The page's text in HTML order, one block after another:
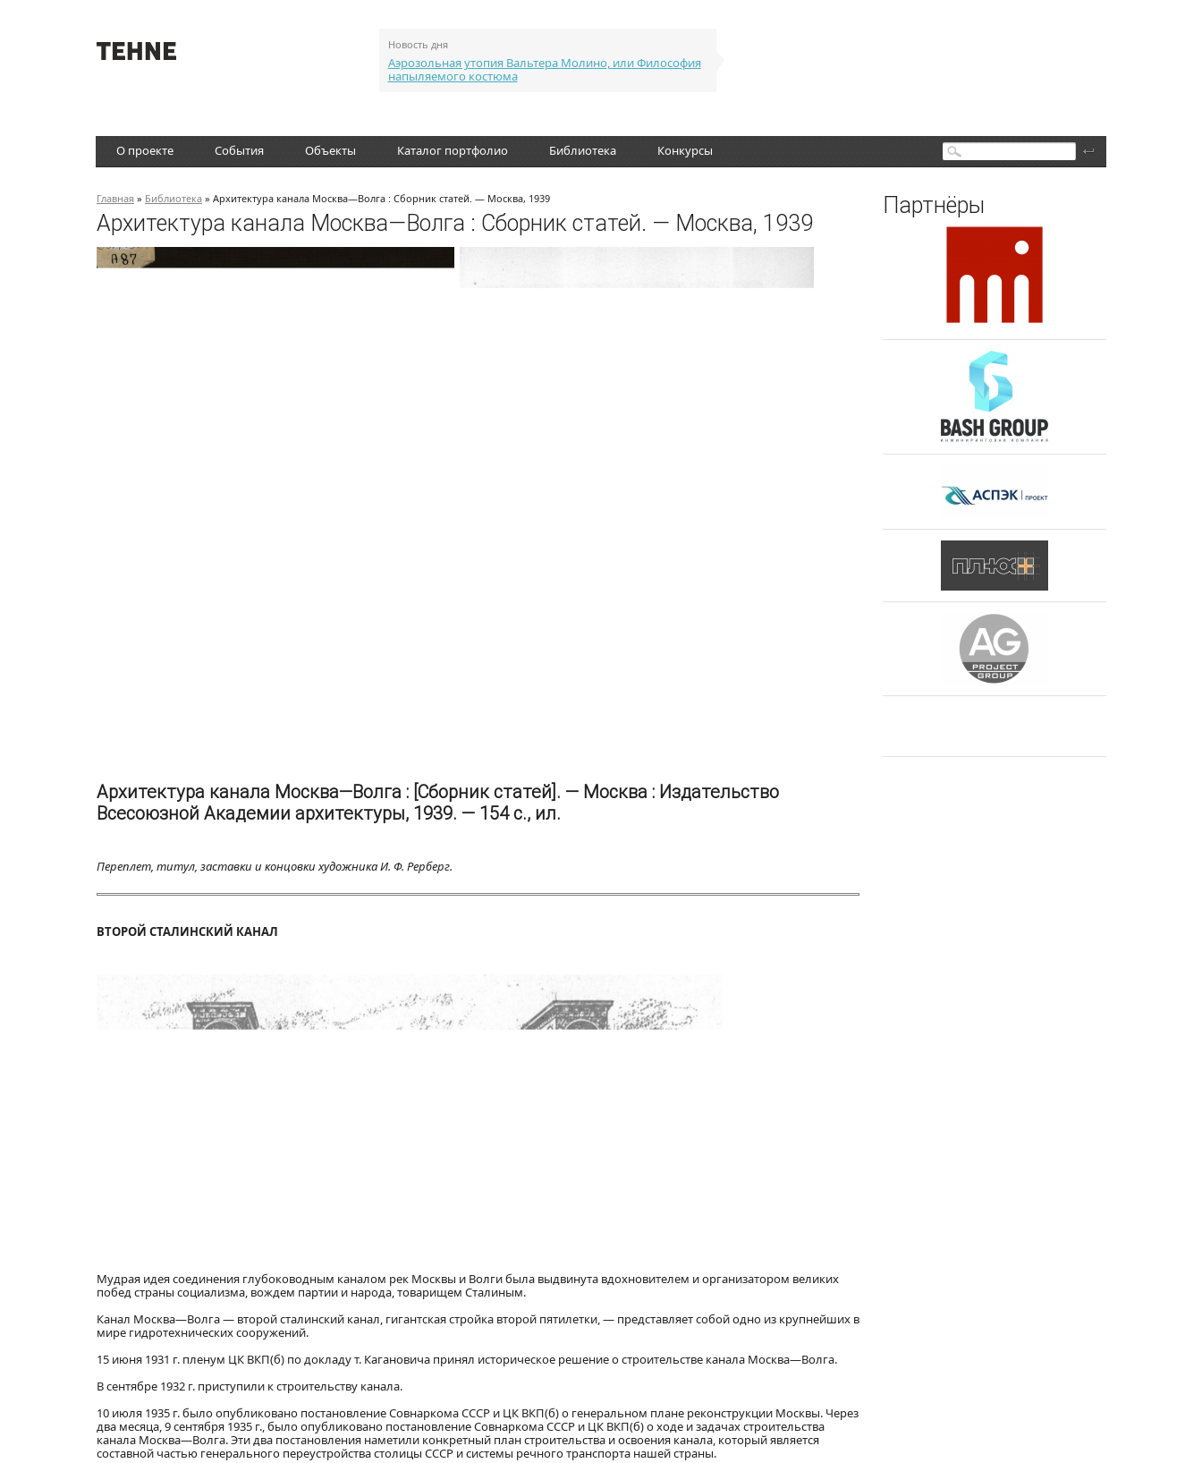
Новость дня
Аэрозольная утопия Вальтера Молино, или Философия
напыляемого костюма
О проекте События Объекты Каталог портфолио Библиотека Конкурсы Поиск
Главная » Библиотека » Архитектура канала Москва—Волга : Сборник статей. — Москва, 1939
Архитектура канала Москва—Волга : Сборник статей. — Москва, 1939
Архитектура канала Москва—Волга : [Сборник статей]. — Москва : Издательство
Всесоюзной Академии архитектуры, 1939. — 154 с., ил.
Переплет, титул, заставки и концовки художника И. Ф. Рерберг.
ВТОРОЙ СТАЛИНСКИЙ КАНАЛ
Мудрая идея соединения глубоководным каналом рек Москвы и Волги была выдвинута вдохновителем и организатором великих
побед страны социализма, вождем партии и народа, товарищем Сталиным.
Канал Москва—Волга — второй сталинский канал, гигантская стройка второй пятилетки, — представляет собой одно из крупнейших в
мире гидротехнических сооружений.
15 июня 1931 г. пленум ЦК ВКП(б) по докладу т. Кагановича принял историческое решение о строительстве канала Москва—Волга.
В сентябре 1932 г. приступили к строительству канала.
10 июля 1935 г. было опубликовано постановление Совнаркома СССР и ЦК ВКП(б) о генеральном плане реконструкции Москвы. Через
два месяца, 9 сентября 1935 г., было опубликовано постановление Совнаркома СССР и ЦК ВКП(б) о ходе и задачах строительства
канала Москва—Волга. Эти два постановления наметили конкретный план строительства и освоения канала, который является
составной частью генерального переустройства столицы СССР и системы речного транспорта нашей страны.
Партнёры